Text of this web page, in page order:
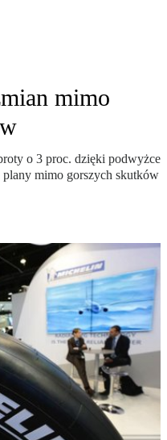
mimo
o 3 proc. dzięki podwyżce
mimo gorszych skutków